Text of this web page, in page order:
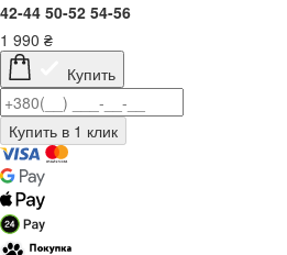
42-44 50-52 54-56
1 990 ₴
Купить